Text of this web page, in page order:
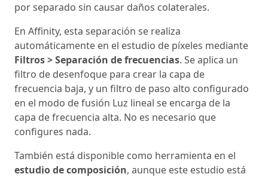
por separado sin causar daños colaterales.
En Affinity, esta separación se realiza
automáticamente en el estudio de píxeles mediante
Filtros > Separación de frecuencias. Se aplica un
filtro de desenfoque para crear la capa de
frecuencia baja, y un filtro de paso alto configurado
en el modo de fusión Luz lineal se encarga de la
capa de frecuencia alta. No es necesario que
configures nada.
También está disponible como herramienta en el
estudio de composición, aunque este estudio está